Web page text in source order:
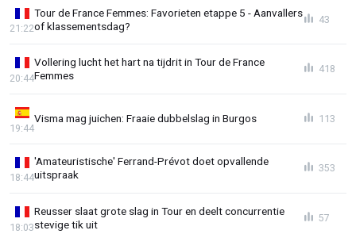
Tour de France Femmes: Favorieten etappe 5 - Aanvallers
of klassementsdag?
21:22
43
Vollering lucht het hart na tijdrit in Tour de France
Femmes
20:44
418
Visma mag juichen: Fraaie dubbelslag in Burgos
19:44
113
'Amateuristische' Ferrand-Prévot doet opvallende
uitspraak
18:44
353
Reusser slaat grote slag in Tour en deelt concurrentie
stevige tik uit
18:03
57